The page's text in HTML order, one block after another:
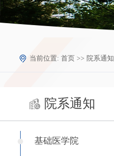
当前位置: 首页 >> 院系通知
院系通知
基础医学院